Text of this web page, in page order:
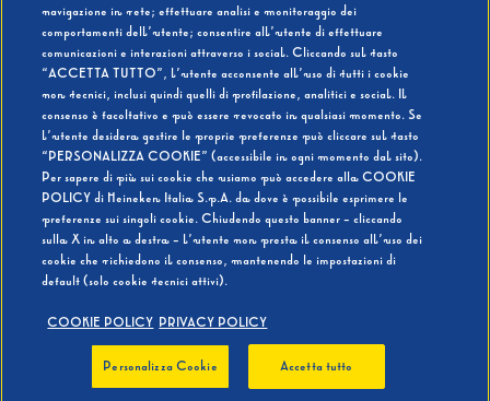
BEVI RESPONSABILMENTE
navigazione in rete; effettuare analisi e monitoraggio dei
comportamenti dell’utente; consentire all’utente di effettuare
comunicazioni e interazioni attraverso i social. Cliccando sul tasto
“ACCETTA TUTTO”, l’utente acconsente all’uso di tutti i cookie
non tecnici, inclusi quindi quelli di profilazione, analitici e social. Il
consenso è facoltativo e può essere revocato in qualsiasi momento. Se
l’utente desidera gestire le proprie preferenze può cliccare sul tasto
“PERSONALIZZA COOKIE” (accessibile in ogni momento dal sito).
Per sapere di più sui cookie che usiamo può accedere alla COOKIE
POLICY di Heineken Italia S.p.A. da dove è possibile esprimere le
preferenze sui singoli cookie. Chiudendo questo banner - cliccando
sulla X in alto a destra - l’utente non presta il consenso all’uso dei
cookie che richiedono il consenso, mantenendo le impostazioni di
default (solo cookie tecnici attivi).
COOKIE POLICY PRIVACY POLICY
Personalizza Cookie Accetta tutto